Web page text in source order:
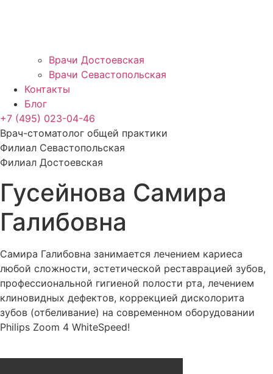
Врачи Достоевская
Врачи Севастопольская
Контакты
Блог
+7 (495) 023-04-46
Врач-стоматолог общей практики
Филиал Севастопольская
Филиал Достоевская
Гусейнова Самира
Галибовна
Самира Галибовна занимается лечением кариеса
любой сложности, эстетической реставрацией зубов,
профессиональной гигиеной полости рта, лечением
клиновидных дефектов, коррекцией дисколорита
зубов (отбеливание) на современном оборудовании
Philips Zoom 4 WhiteSpeed!